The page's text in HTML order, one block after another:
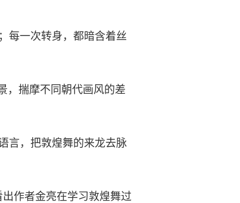
每一次转身，都暗含着丝
揣摩不同朝代画风的差
言，把敦煌舞的来龙去脉
作者金亮在学习敦煌舞过